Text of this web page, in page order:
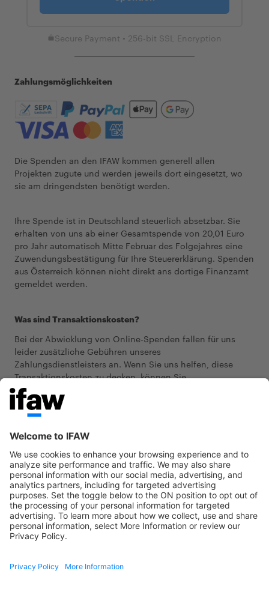
Secure Payment • 256-bit SSL Encryption
Zahlungsmöglichkeiten
Die Spenden an den IFAW kommen generell allen
Projekten zugute und werden jeweils dort eingesetzt, wo
sie am dringendsten benötigt werden.
Ihre Spende ist in Deutschland steuerlich absetzbar. Sie
erhalten von uns ab einer Gesamtspende von 20,01 Euro
pro Jahr automatisch Mitte Februar des Folgejahres eine
Zuwendungsbestätigung für Ihre Steuererklärung. Spenden
aus Österreich können nicht direkt ans dortige Finanzamt
gemeldet werden.
Was sind Transaktionskosten?
Bei der Abwicklung von Online-Spenden fallen für uns
leider zusätzliche Gebühren unseres
Zahlungsdienstleisters an. Wenn Sie uns helfen, diese
Transaktionskosten zu decken, können Sie
selbstverständlich den Gesamtbetrag von der Steuer
absetzen.
E-Mailinfo-de@ifaw.org
866 5000
Der IFAW behandelt personenbezogene Daten gemäß
unsererDatenschutzerklärung.